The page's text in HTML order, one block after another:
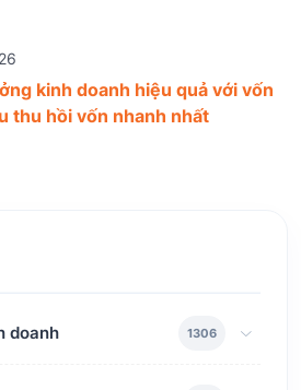
kinh doanh hiệu quả với vốn
thu hồi vốn nhanh nhất
doanh 1306